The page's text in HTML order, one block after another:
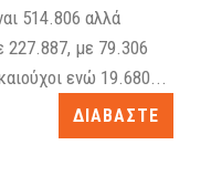
514.806 αλλά
227.887, με 79.306
ενώ 19.680...
ΔΙΑΒΑΣΤΕ